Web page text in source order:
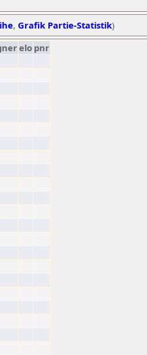
, Grafik Partie-Statistik)
elo pnr